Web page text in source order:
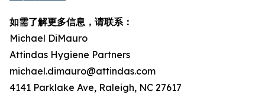
如需了解更多信息，请联系：
Michael DiMauro
Attindas Hygiene Partners
michael.dimauro@attindas.com
4141 Parklake Ave, Raleigh, NC 27617